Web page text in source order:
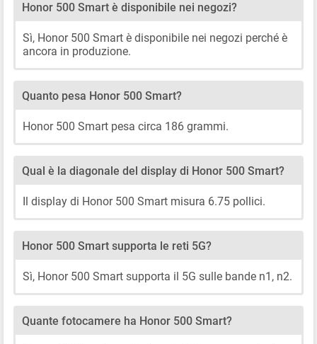
Honor 500 Smart è disponibile nei negozi?
Sì, Honor 500 Smart è disponibile nei negozi perché è
ancora in produzione.
Quanto pesa Honor 500 Smart?
Honor 500 Smart pesa circa 186 grammi.
Qual è la diagonale del display di Honor 500 Smart?
Il display di Honor 500 Smart misura 6.75 pollici.
Honor 500 Smart supporta le reti 5G?
Sì, Honor 500 Smart supporta il 5G sulle bande n1, n2.
Quante fotocamere ha Honor 500 Smart?